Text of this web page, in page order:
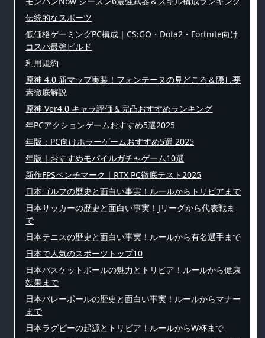
伝統的なスポーツ
低価格ゲーミングPC構成｜CS:GO・Dota2・Fortnite向け
コスパ最強ビルド
利用規約
原神 4.0 新マップ実装！フォンテーヌの見どころ＆隠し要
素徹底解説
原神 Ver4.0 キャラ評価＆完凸おすすめランキング
年PCアクションゲームおすすめ5選2025
年版：PC向けホラーゲームおすすめ5選 2025
年版｜おすすめモバイルガチャゲーム10選
新作FPSベンチマーク｜RTX PC徹底テスト2025
日本ゴルフの歴史と面白い事実！ルールからトリビアまで
日本サッカーの歴史と面白い事実！Jリーグから代表戦ま
で
日本テニスの歴史と面白い事実！ルールから有名選手まで
日本で人気のスポーツトップ10
日本バスケットボールの魅力とトリビア！ルールから健康
効果まで
日本バレーボールの歴史と面白い事実！ルールからマナー
まで
日本ラグビーの起源とトリビア！ルールからW杯まで